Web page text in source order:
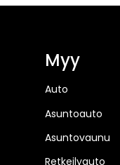
Myy
Auto
Asuntoauto
Asuntovaunu
Retkeilyauto